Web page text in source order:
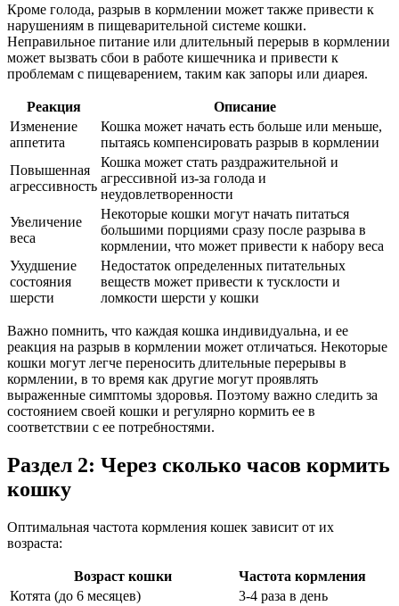
Кроме голода, разрыв в кормлении может также привести к
нарушениям в пищеварительной системе кошки.
Неправильное питание или длительный перерыв в кормлении
может вызвать сбои в работе кишечника и привести к
проблемам с пищеварением, таким как запоры или диарея.
Реакция
Описание
Изменение
аппетита
Кошка может начать есть больше или меньше,
пытаясь компенсировать разрыв в кормлении
Повышенная
агрессивность
Кошка может стать раздражительной и
агрессивной из-за голода и
неудовлетворенности
Увеличение
веса
Некоторые кошки могут начать питаться
большими порциями сразу после разрыва в
кормлении, что может привести к набору веса
Ухудшение
состояния
шерсти
Недостаток определенных питательных
веществ может привести к тусклости и
ломкости шерсти у кошки
Важно помнить, что каждая кошка индивидуальна, и ее
реакция на разрыв в кормлении может отличаться. Некоторые
кошки могут легче переносить длительные перерывы в
кормлении, в то время как другие могут проявлять
выраженные симптомы здоровья. Поэтому важно следить за
состоянием своей кошки и регулярно кормить ее в
соответствии с ее потребностями.
Раздел 2: Через сколько часов кормить
кошку
Оптимальная частота кормления кошек зависит от их
возраста:
Возраст кошки
Частота кормления
Котята (до 6 месяцев)
3-4 раза в день